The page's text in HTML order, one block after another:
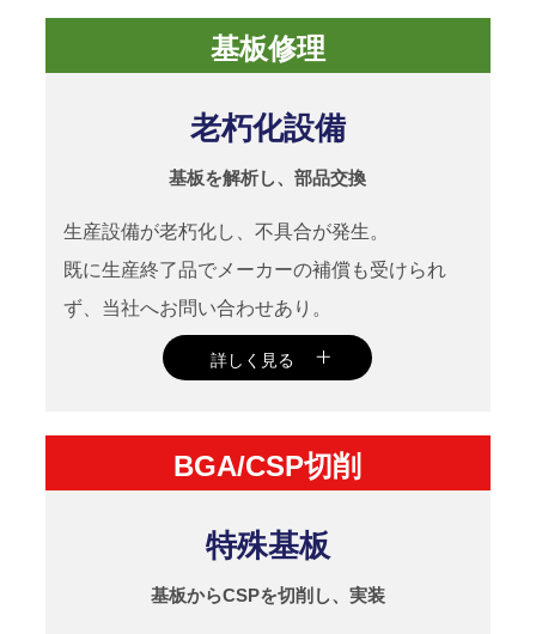
当社でお預かりし、無事修理成功。
97％の再生率で良品を確保。
くコストダウンに貢献。
基板修理
老朽化設備
基板を解析し、部品交換
生産設備が老朽化し、不具合が発生。
既に生産終了品でメーカーの補償も受けられ
ず、当社へお問い合わせあり。
詳しく見る
基板をお預かりし、当社で解析の上、故
障原因の特定。交換部品を手配し、基板
それを設備に取り付け、稼働を確認。
BGA/CSP切削
特殊基板
基板からCSPを切削し、実装